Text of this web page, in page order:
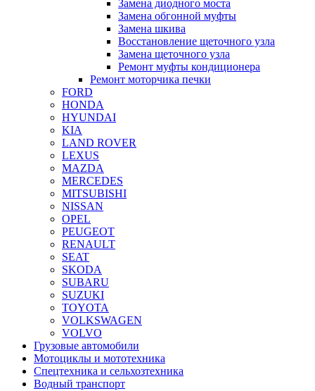
Замена диодного моста
Замена обгонной муфты
Замена шкива
Восстановление щеточного узла
Замена щеточного узла
Ремонт муфты кондиционера
Ремонт моторчика печки
FORD
HONDA
HYUNDAI
KIA
LAND ROVER
LEXUS
MAZDA
MERCEDES
MITSUBISHI
NISSAN
OPEL
PEUGEOT
RENAULT
SEAT
SKODA
SUBARU
SUZUKI
TOYOTA
VOLKSWAGEN
VOLVO
Грузовые автомобили
Мотоциклы и мототехника
Спецтехника и сельхозтехника
Водный транспорт